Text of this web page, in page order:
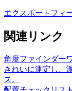
エクスポートフィ
関連リンク
角度ファインダー
きれいに測定し、
ス。